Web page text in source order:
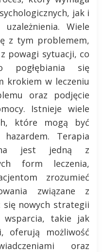
jak i
uzależnienia. Wiele
z tym problemem,
powagi sytuacji, co
pogłębiania się
krokiem w leczeniu
oraz podjęcie
Istnieje wiele
które mogą być
Terapia
jest jedną z
form leczenia,
zrozumieć
związane z
się nowych strategii
wsparcia, takie jak
oferują możliwość
oraz